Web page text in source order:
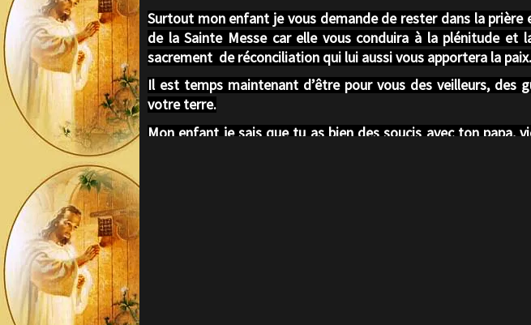
Surtout mon enfant je vous demande de rester dans la
de la Sainte Messe car elle vous conduira à la plénitude
sacrement de réconciliation qui lui aussi vous apportera la paix.
Il est temps maintenant d’être pour vous des veilleurs,
votre terre.
Mon enfant je sais que tu as bien des soucis avec ton